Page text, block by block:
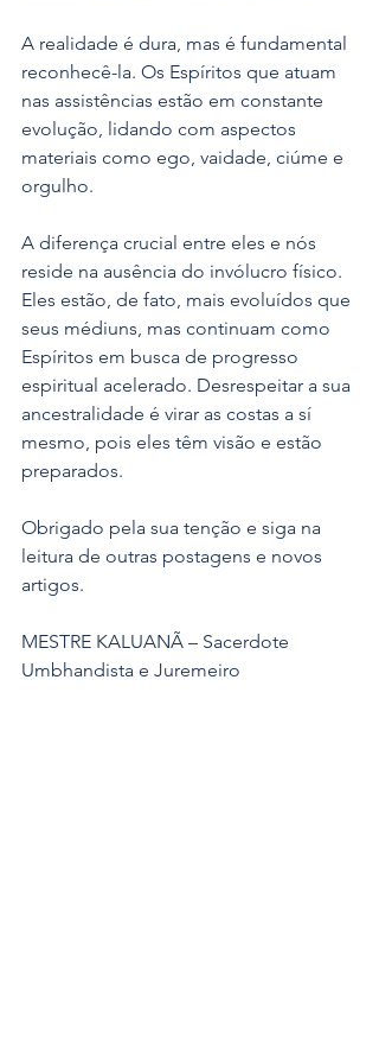
A realidade é dura, mas é fundamental
reconhecê-la. Os Espíritos que atuam
nas assistências estão em constante
evolução, lidando com aspectos
materiais como ego, vaidade, ciúme e
orgulho.
A diferença crucial entre eles e nós
reside na ausência do invólucro físico.
Eles estão, de fato, mais evoluídos que
seus médiuns, mas continuam como
Espíritos em busca de progresso
espiritual acelerado. Desrespeitar a sua
ancestralidade é virar as costas a sí
mesmo, pois eles têm visão e estão
preparados.
Obrigado pela sua tenção e siga na
leitura de outras postagens e novos
artigos.
MESTRE KALUANÃ – Sacerdote
Umbhandista e Juremeiro